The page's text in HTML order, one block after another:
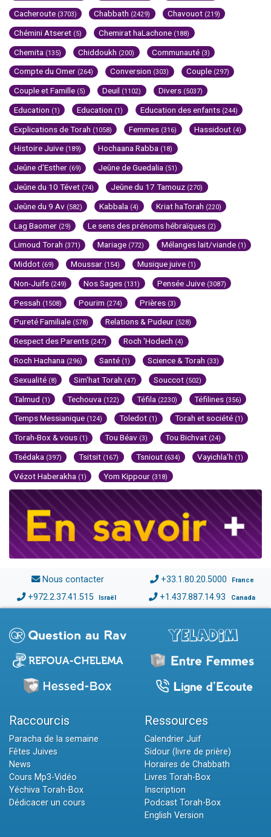
Cacheroute (3703) Chabbath (2429) Chavouot (219)
Chémini Atseret (5) Chemirat haLachone (188)
Chemita (135) Chiddoukh (200) Communauté (3)
Compte du Omer (264) Conversion (303) Couple (297)
Couple et Famille (5) Deuil (1102) Divers (5037)
Education (1) Education (1) Education des enfants (244)
Explications de Torah (1058) Femmes (316) Hassidout (4)
Histoire Juive (189) Hochaana Rabba (18)
Jeûne d'Esther (69) Jeûne de Guedalia (51)
Jeûne du 10 Tévet (74) Jeûne du 17 Tamouz (270)
Jeûne du 9 Av (582) Kabbala (4) Kriat haTorah (220)
Lag Baomer (29) Le sens des prénoms hébraïques (2)
Limoud Torah (371) Mariage (772) Mélanges lait/viande (1)
Middot (69) Moussar (154) Musique juive (1)
Non-Juifs (249) Nos Sages (131) Pensée Juive (3087)
Pessah (1508) Pourim (274) Prières (3)
Pureté Familiale (578) Relations & Pudeur (528)
Respect des Parents (247) Roch 'Hodech (4)
Roch Hachana (296) Santé (1) Science & Torah (33)
Sexualité (8) Sim'hat Torah (47) Souccot (502)
Talmud (1) Techouva (122) Téfila (2230) Téfilines (356)
Temps Messianique (124) Toledot (1) Torah et société (1)
Torah-Box & vous (1) Tou Béav (3) Tou Bichvat (24)
Tsédaka (397) Tsitsit (167) Tsniout (634) Vayichla'h (1)
Vézot Haberakha (1) Yom Kippour (318)
Nous contacter +33.1.80.20.5000 France
+972.2.37.41.515 Israël +1.437.887.14.93 Canada
Raccourcis
Paracha de la semaine
Fêtes Juives
News
Cours Mp3-Vidéo
Yéchiva Torah-Box
Dédicacer un cours
Ressources
Calendrier Juif
Sidour (livre de prière)
Horaires de Chabbath
Livres Torah-Box
Inscription
Podcast Torah-Box
English Version